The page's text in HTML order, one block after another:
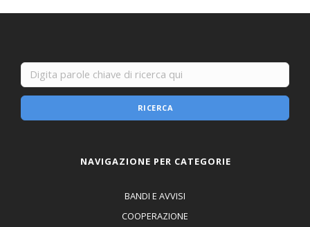
RICERCA
NAVIGAZIONE PER CATEGORIE
BANDI E AVVISI
COOPERAZIONE